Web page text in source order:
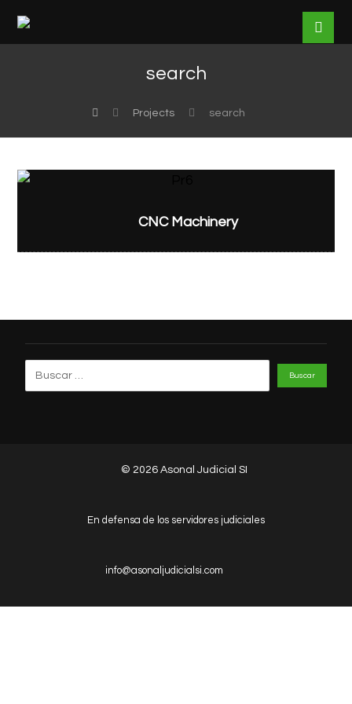
search
Projects search
CNC Machinery
© 2026 Asonal Judicial SI
En defensa de los servidores judiciales
info@asonaljudicialsi.com